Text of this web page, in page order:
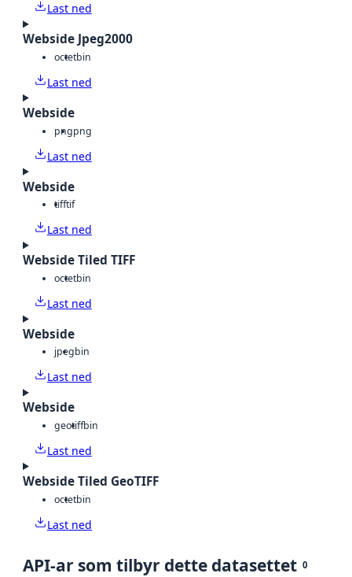
Last ned
Webside Jpeg2000
octetbin
Last ned
Webside
pngpng
Last ned
Webside
tifftif
Last ned
Webside Tiled TIFF
octetbin
Last ned
Webside
jpegbin
Last ned
Webside
geotiffbin
Last ned
Webside Tiled GeoTIFF
octetbin
Last ned
API-ar som tilbyr dette datasettet 0